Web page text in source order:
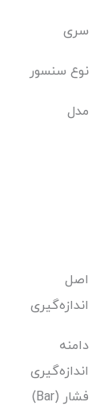
سری
نوع سنسور
مدل
اصل
اندازه‌گیری
دامنه
اندازه‌گیری
فشار (Bar)